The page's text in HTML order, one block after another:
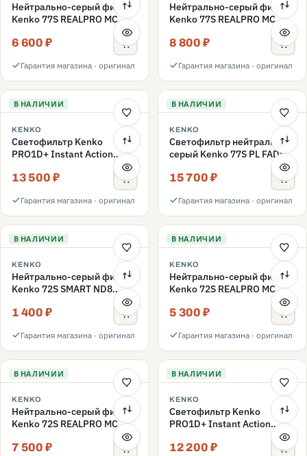
Нейтрально-серый фильтр
Kenko 77S REALPRO MC
6 600 ₽
Гарантия магазина · оригинал
Нейтрально-серый фильтр
Kenko 77S REALPRO MC
8 800 ₽
Гарантия магазина · оригинал
В НАЛИЧИИ
KENKO
Светофильтр Kenko
PRO1D+ Instant Action
Variable NDX3-450+C-PL
переменной плотности
13 500 ₽
Гарантия магазина · оригинал
В НАЛИЧИИ
KENKO
Светофильтр нейтрально-
серый Kenko 77S PL FADER
с переменной плотностью
ND3-ND400 77mm
15 700 ₽
Гарантия магазина · оригинал
В НАЛИЧИИ
KENKO
Нейтрально-серый фильтр
Kenko 72S SMART ND8
1 400 ₽
Гарантия магазина · оригинал
В НАЛИЧИИ
KENKO
Нейтрально-серый фильтр
Kenko 72S REALPRO MC
5 300 ₽
Гарантия магазина · оригинал
В НАЛИЧИИ
KENKO
Нейтрально-серый фильтр
Kenko 72S REALPRO MC
7 500 ₽
В НАЛИЧИИ
KENKO
Светофильтр Kenko
PRO1D+ Instant Action
Variable NDX3-450+C-PLS
переменной плотности
12 200 ₽